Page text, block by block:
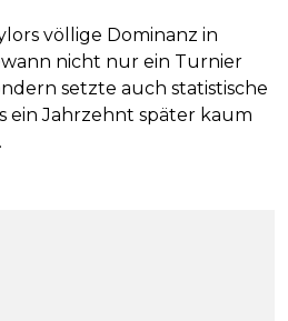
völlige Dominanz in
nicht nur ein Turnier
setzte auch statistische
ein Jahrzehnt später kaum